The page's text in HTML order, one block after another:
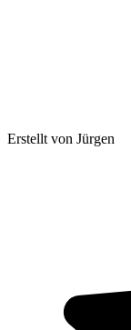
Erstellt von Jürgen